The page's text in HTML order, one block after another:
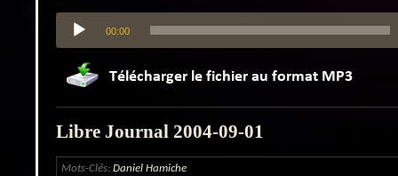
Lecteur
audio
00:00
Libre Journal 2004-09-01
Mots-Clés: Daniel Hamiche